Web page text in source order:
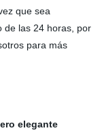
que sea
de las 24 horas, por
para más
elegante